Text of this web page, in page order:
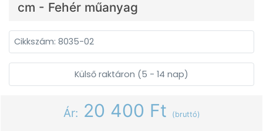
cm - Fehér műanyag
Cikkszám: 8035-02
Külső raktáron (5 - 14 nap)
Ár: 20 400 Ft (bruttó)